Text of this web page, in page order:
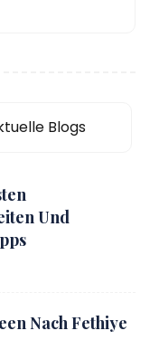
Blogs
Und
Nach Fethiye